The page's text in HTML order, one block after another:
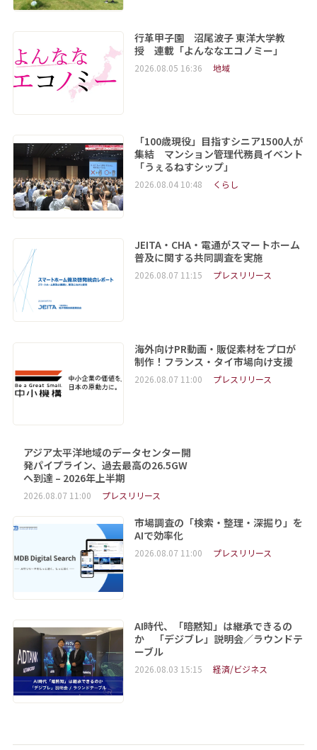
行革甲子園 沼尾波子 東洋大学教
授 連載「よんななエコノミー」
2026.08.05 16:36 地域
「100歳現役」目指すシニア1500人が
集結 マンション管理代務員イベント
「うぇるねすシップ」
2026.08.04 10:48 くらし
JEITA・CHA・電通がスマートホーム
普及に関する共同調査を実施
2026.08.07 11:15 プレスリリース
海外向けPR動画・販促素材をプロが
制作！フランス・タイ市場向け支援
2026.08.07 11:00 プレスリリース
アジア太平洋地域のデータセンター開
発パイプライン、過去最高の26.5GW
へ到達 – 2026年上半期
2026.08.07 11:00 プレスリリース
市場調査の「検索・整理・深掘り」を
AIで効率化
2026.08.07 11:00 プレスリリース
AI時代、「暗黙知」は継承できるの
か 「デジブレ」説明会／ラウンドテ
ーブル
2026.08.03 15:15 経済/ビジネス